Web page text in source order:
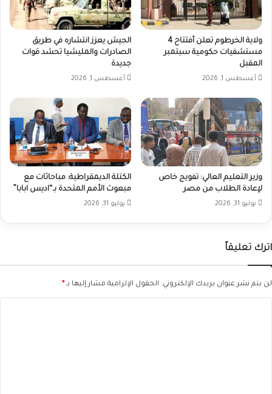
ولاية الخرطوم تعلن أفتتاح 4
مستشفيات حكومية سبتمبر
المقبل
أغسطس 1, 2026
الجيش يعزز انتشاره في طريق
الصادرات والمليشيا تحشد قوات
جديدة
أغسطس 1, 2026
وزير التعليم العالي: تفويج خاص
لإعادة الطلاب من مصر
يوليو 31, 2026
الكتلة الديمقراطية: مباحاثات مع
مبعوث الأمم المتحدة بـ“اديس ابابا”
يوليو 31, 2026
اترك تعليقاً
لن يتم نشر عنوان بريدك الإلكتروني. الحقول الإلزامية مشار إليها بـ*